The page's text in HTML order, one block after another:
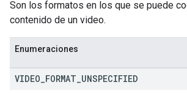
Son los formatos en los que se puede
contenido de un video.
Enumeraciones
VIDEO FORMAT UNSPECIFIED